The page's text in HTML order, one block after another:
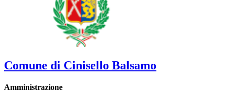
Comune di Cinisello Balsamo
Amministrazione